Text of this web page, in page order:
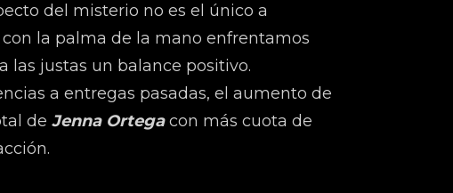
del misterio no es el único a
la palma de la mano enfrentamos
las justas un balance positivo.
a entregas pasadas, el aumento de
de Jenna Ortegacon más cuota de